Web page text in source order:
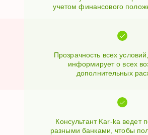
учетом финансового
Прозрачность всех
информирует о всех
дополнительных
Консультант Kar-ka ведет
разными банками, чтобы